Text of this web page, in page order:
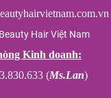
Beauty Hair Việt Nam
Kinh doanh:
(Ms.Lan)